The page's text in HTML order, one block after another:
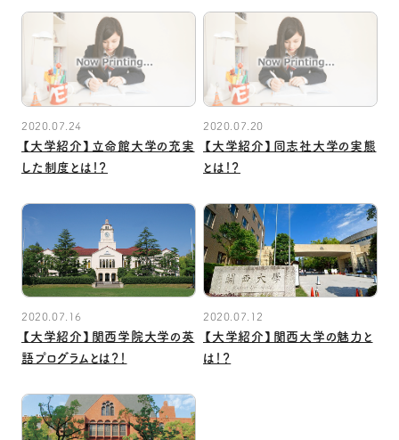
2020.07.24
【大学紹介】立命館大学の充実
した制度とは！？
2020.07.20
【大学紹介】同志社大学の実態
とは！？
2020.07.16
【大学紹介】関西学院大学の英
語プログラムとは？！
2020.07.12
【大学紹介】関西大学の魅力と
は！？